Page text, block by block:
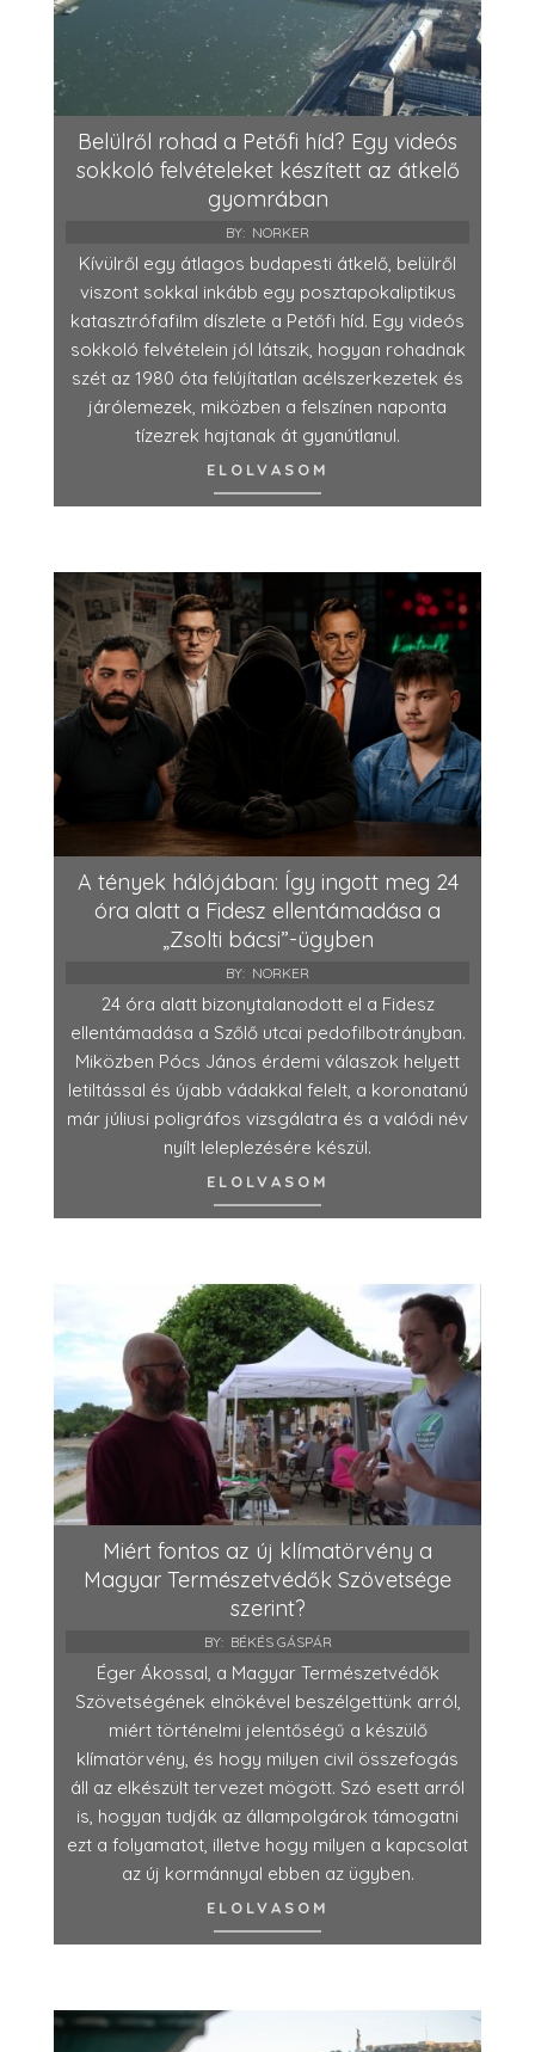
Belülről rohad a Petőfi híd? Egy videós
sokkoló felvételeket készített az átkelő
gyomrában
BY: NORKER
Kívülről egy átlagos budapesti átkelő, belülről
viszont sokkal inkább egy posztapokaliptikus
katasztrófafilm díszlete a Petőfi híd. Egy videós
sokkoló felvételein jól látszik, hogyan rohadnak
szét az 1980 óta felújítatlan acélszerkezetek és
járólemezek, miközben a felszínen naponta
tízezrek hajtanak át gyanútlanul.
ELOLVASOM
A tények hálójában: Így ingott meg 24
óra alatt a Fidesz ellentámadása a
„Zsolti bácsi”-ügyben
BY: NORKER
24 óra alatt bizonytalanodott el a Fidesz
ellentámadása a Szőlő utcai pedofilbotrányban.
Miközben Pócs János érdemi válaszok helyett
letiltással és újabb vádakkal felelt, a koronatanú
már júliusi poligráfos vizsgálatra és a valódi név
nyílt leleplezésére készül.
ELOLVASOM
Miért fontos az új klímatörvény a
Magyar Természetvédők Szövetsége
szerint?
BY: BÉKÉS GÁSPÁR
Éger Ákossal, a Magyar Természetvédők
Szövetségének elnökével beszélgettünk arról,
miért történelmi jelentőségű a készülő
klímatörvény, és hogy milyen civil összefogás
áll az elkészült tervezet mögött. Szó esett arról
is, hogyan tudják az állampolgárok támogatni
ezt a folyamatot, illetve hogy milyen a kapcsolat
az új kormánnyal ebben az ügyben.
ELOLVASOM